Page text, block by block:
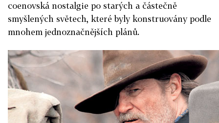
coenovská nostalgie po starých a částečně
smyšlených světech, které byly konstruovány podle
mnohem jednoznačnějších plánů.